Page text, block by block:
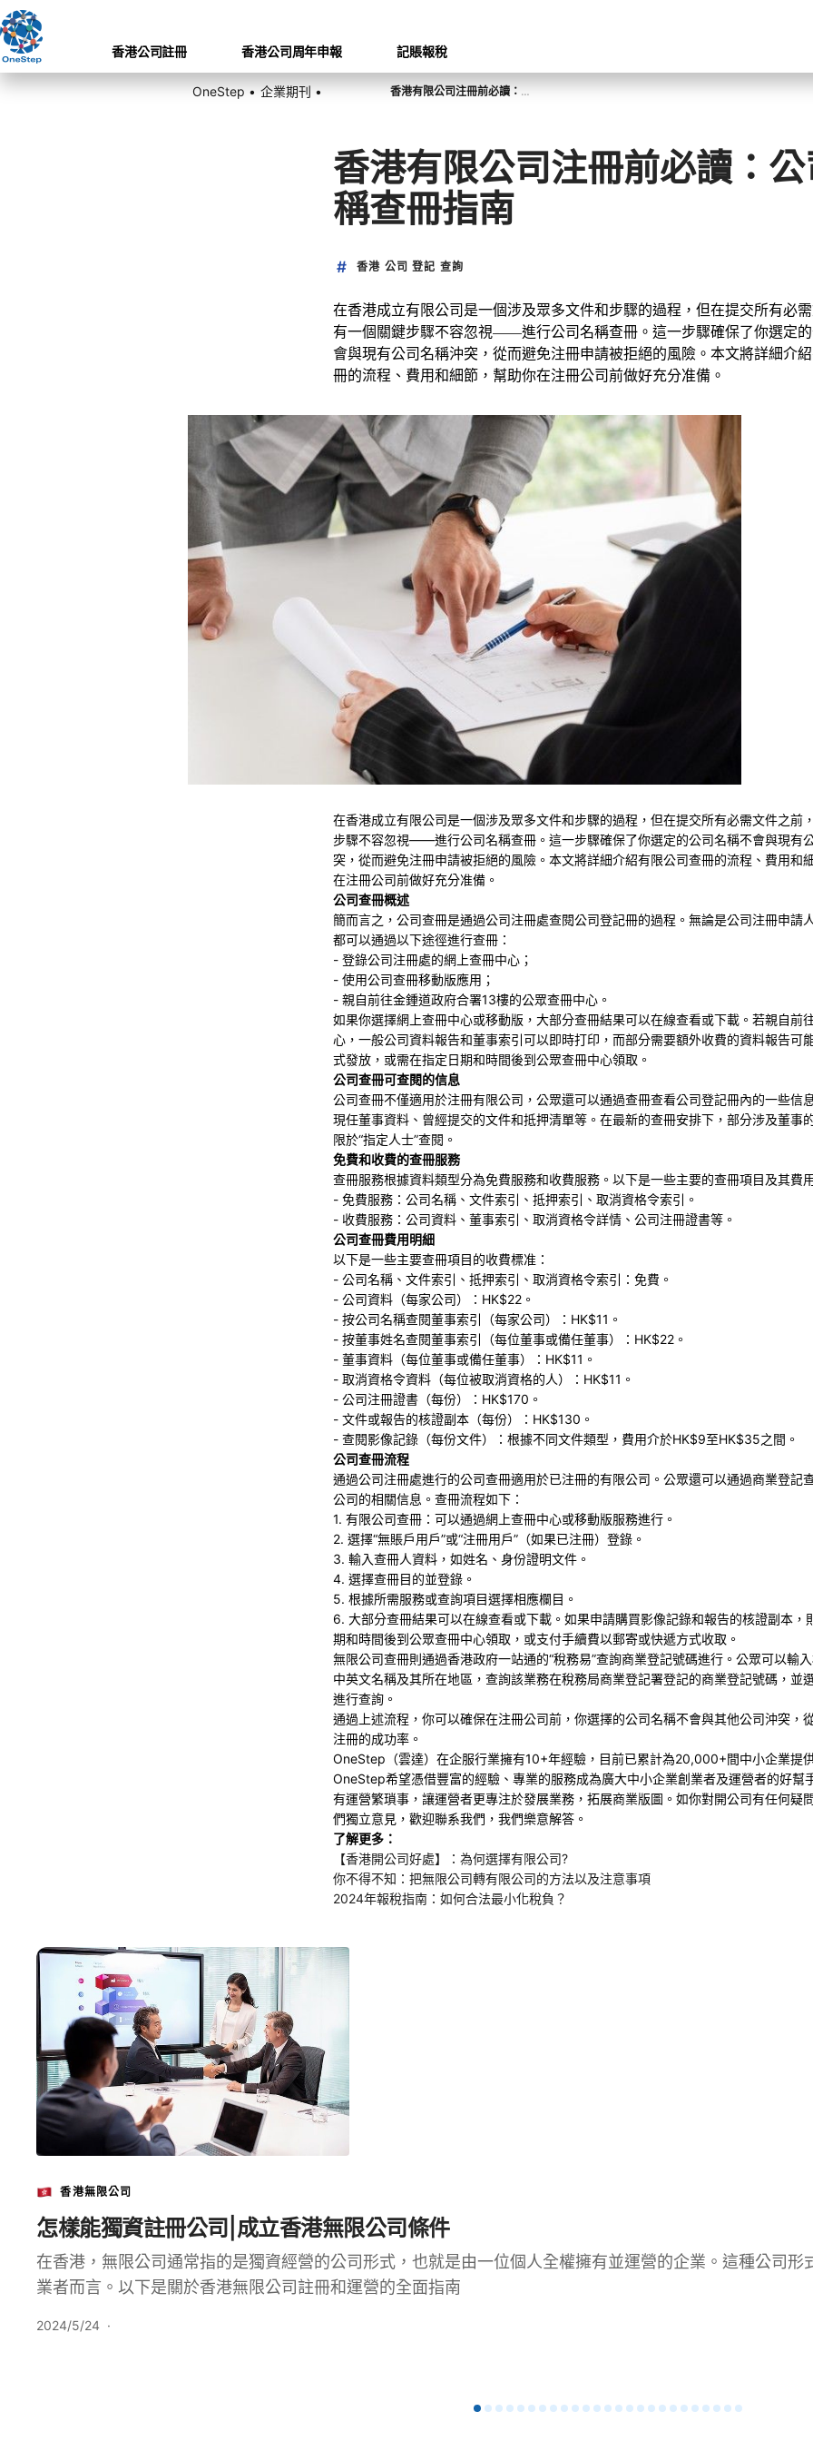
香港公司註冊 香港公司周年申報 記賬報稅
OneStep • 企業期刊 • 香港有限公司注冊前必讀：公司名稱查冊指南
香港有限公司注冊前必讀：
稱查冊指南
香港 公司 登記 查詢
在香港成立有限公司是一個涉及眾多文件和步驟的過程，但在提交所有必需
有一個關鍵步驟不容忽視——進行公司名稱查冊。這一步驟確保了你選定
會與現有公司名稱沖突，從而避免注冊申請被拒絕的風險。本文將詳細介
冊的流程、費用和細節，幫助你在注冊公司前做好充分准備。
在香港成立有限公司是一個涉及眾多文件和步驟的過程，但在提交所有必需文件之前
步驟不容忽視——進行公司名稱查冊。這一步驟確保了你選定的公司名稱不會與現有
突，從而避免注冊申請被拒絕的風險。本文將詳細介紹有限公司查冊的流程、費用和
在注冊公司前做好充分准備。
公司查冊概述
簡而言之，公司查冊是通過公司注冊處查閱公司登記冊的過程。無論是公司注冊申請
都可以通過以下途徑進行查冊：
- 登錄公司注冊處的網上查冊中心；
- 使用公司查冊移動版應用；
- 親自前往金鍾道政府合署13樓的公眾查冊中心。
如果你選擇網上查冊中心或移動版，大部分查冊結果可以在線查看或下載。若親自前
心，一般公司資料報告和董事索引可以即時打印，而部分需要額外收費的資料報告可
式發放，或需在指定日期和時間後到公眾查冊中心領取。
公司查冊可查閱的信息
公司查冊不僅適用於注冊有限公司，公眾還可以通過查冊查看公司登記冊內的一些信
現任董事資料、曾經提交的文件和抵押清單等。在最新的查冊安排下，部分涉及董事
限於“指定人士”查閱。
免費和收費的查冊服務
查冊服務根據資料類型分為免費服務和收費服務。以下是一些主要的查冊項目及其費用
- 免費服務：公司名稱、文件索引、抵押索引、取消資格令索引。
- 收費服務：公司資料、董事索引、取消資格令詳情、公司注冊證書等。
公司查冊費用明細
以下是一些主要查冊項目的收費標准：
- 公司名稱、文件索引、抵押索引、取消資格令索引：免費。
- 公司資料（每家公司）：HK$22。
- 按公司名稱查閱董事索引（每家公司）：HK$11。
- 按董事姓名查閱董事索引（每位董事或備任董事）：HK$22。
- 董事資料（每位董事或備任董事）：HK$11。
- 取消資格令資料（每位被取消資格的人）：HK$11。
- 公司注冊證書（每份）：HK$170。
- 文件或報告的核證副本（每份）：HK$130。
- 查閱影像記錄（每份文件）：根據不同文件類型，費用介於HK$9至HK$35之間。
公司查冊流程
通過公司注冊處進行的公司查冊適用於已注冊的有限公司。公眾還可以通過商業登記
公司的相關信息。查冊流程如下：
1. 有限公司查冊：可以通過網上查冊中心或移動版服務進行。
2. 選擇“無賬戶用戶”或“注冊用戶”（如果已注冊）登錄。
3. 輸入查冊人資料，如姓名、身份證明文件。
4. 選擇查冊目的並登錄。
5. 根據所需服務或查詢項目選擇相應欄目。
6. 大部分查冊結果可以在線查看或下載。如果申請購買影像記錄和報告的核證副本，
期和時間後到公眾查冊中心領取，或支付手續費以郵寄或快遞方式收取。
無限公司查冊則通過香港政府一站通的“稅務易”查詢商業登記號碼進行。公眾可以輸
中英文名稱及其所在地區，查詢該業務在稅務局商業登記署登記的商業登記號碼，並
進行查詢。
通過上述流程，你可以確保在注冊公司前，你選擇的公司名稱不會與其他公司沖突，
注冊的成功率。
OneStep（雲達）在企服行業擁有10+年經驗，目前已累計為20,000+間中小企業提
OneStep希望憑借豐富的經驗、專業的服務成為廣大中小企業創業者及運營者的好幫
有運營繁瑣事，讓運營者更專注於發展業務，拓展商業版圖。如你對開公司有任何疑
們獨立意見，歡迎聯系我們，我們樂意解答。
了解更多：
【香港開公司好處】：為何選擇有限公司?
你不得不知：把無限公司轉有限公司的方法以及注意事項
2024年報稅指南：如何合法最小化稅負？
香港無限公司
怎樣能獨資註冊公司|成立香港無限公司條件
在香港，無限公司通常指的是獨資經營的公司形式，也就是由一位個人全權擁有並運營的企業。這種公司
業者而言。以下是關於香港無限公司註冊和運營的全面指南
2024/5/24 ·